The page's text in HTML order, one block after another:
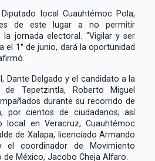
local Cuauhtémoc Pola,
de este lugar a no permitir
la jornada electoral. "Vigilar y ser
el 1° de junio, dará la oportunidad
Dante Delgado y el candidato a la
de Tepetzintla, Roberto Miguel
durante su recorrido de
por cientos de ciudadanos; así
en Veracruz, Cuauhtémoc
de Xalapa, licenciado Armando
coordinador de Movimiento
de México, Jacobo Cheja Alfaro.